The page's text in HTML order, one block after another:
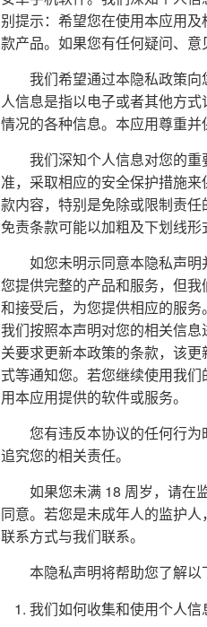
别提示：希望您在使用本应用
款产品。如果您有任何疑问、
我们希望通过本隐私政策
人信息是指以电子或者其他方
情况的各种信息。本应用尊重并
我们深知个人信息对您的
准，采取相应的安全保护措施
款内容，特别是免除或限制责
免责条款可能以加粗及下划线形
如您未明示同意本隐私声
您提供完整的产品和服务，但
和接受后，为您提供相应的服
我们按照本声明对您的相关信
关要求更新本政策的条款，该
式等通知您。若您继续使用我
用本应用提供的软件或服务。
您有违反本协议的任何行
追究您的相关责任。
如果您未满 18 周岁，请在
同意。若您是未成年人的监护
联系方式与我们联系。
本隐私声明将帮助您了解以
我们如何收集和使用个人信